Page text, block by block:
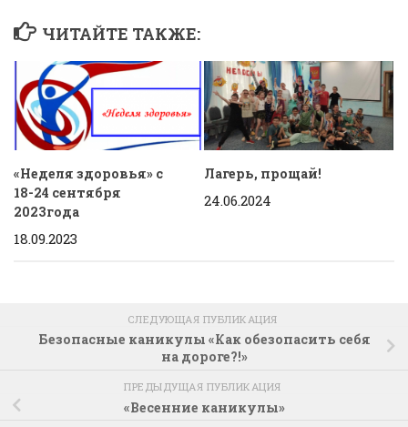
ЧИТАЙТЕ ТАКЖЕ:
«Неделя здоровья» с
18-24 сентября
2023года
18.09.2023
Лагерь, прощай!
24.06.2024
СЛЕДУЮЩАЯ ПУБЛИКАЦИЯ
Безопасные каникулы «Как обезопасить себя
на дороге?!»
ПРЕДЫДУЩАЯ ПУБЛИКАЦИЯ
«Весенние каникулы»